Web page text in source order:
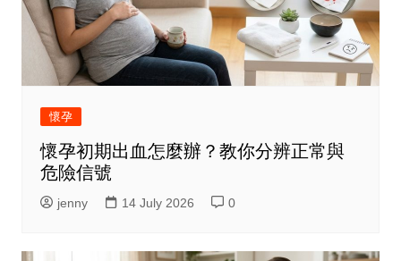
懷孕
懷孕初期出血怎麼辦？教你分辨正常與
危險信號
jenny 14 July 2026 0